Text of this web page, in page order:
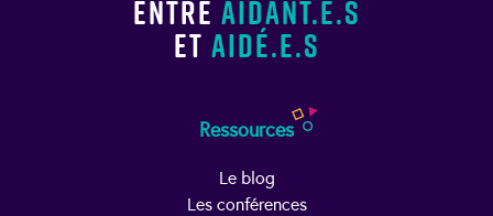
entre aidant.e.s
et aidé.e.s
Ressources
Le blog
Les conférences